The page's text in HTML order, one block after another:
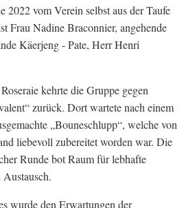
2022 vom Verein selbst aus der Taufe
Frau Nadine Braconnier, angehende
Käerjeng - Pate, Herr Henri
kehrte die Gruppe gegen
zurück. Dort wartete nach einem
„Bouneschlupp“, welche von
liebevoll zubereitet worden war. Die
Runde bot Raum für lebhafte
wurde den Erwartungen der